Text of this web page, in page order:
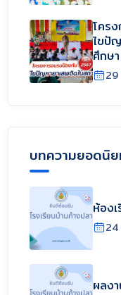
โคร
ไขปั
ศึกษา
บทความยอดนิ
ห้อง
ผลง